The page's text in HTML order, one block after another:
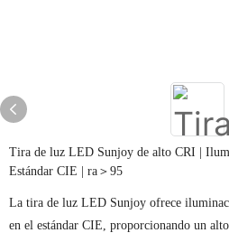
Tira de luz LED Sunjoy de alto CRI |
Estándar CIE | ra＞95
La tira de luz LED Sunjoy ofrece
en el estándar CIE, proporcionando un